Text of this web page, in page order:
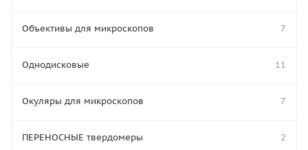
Объективы для микроскопов 7
Однодисковые 11
Окуляры для микроскопов 7
ПЕРЕНОСНЫЕ твердомеры 2